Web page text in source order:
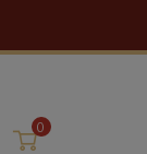
Košík
0